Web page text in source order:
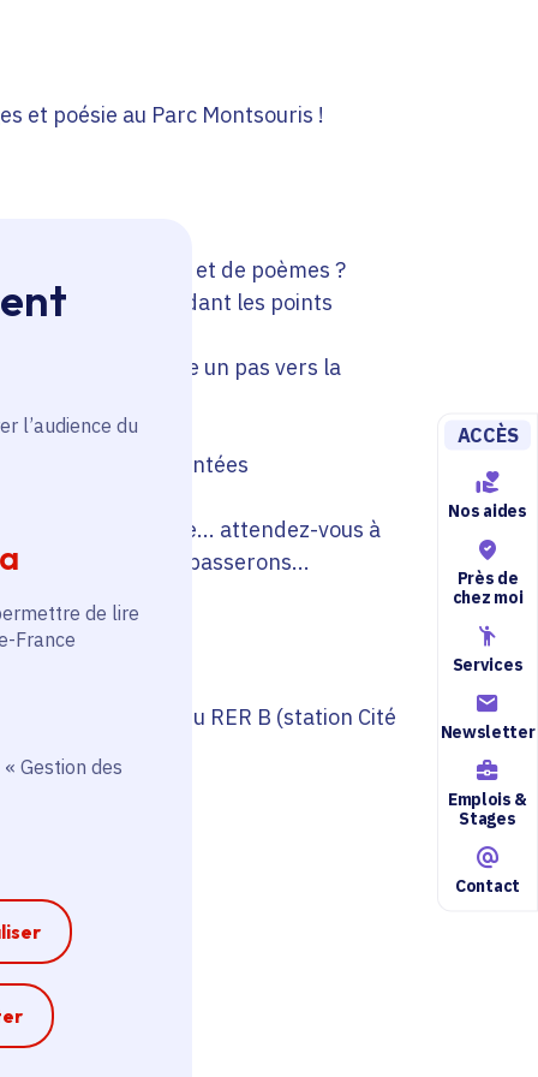
l’audience du
de lire
France
Gestion des
ACCÈS
Nos aides
Près de
chez moi
Services
Newsletter
Emplois &
Stages
Contact
et poésie au Parc Montsouris !
plantes sauvages et de poèmes ?
tout en abordant les points
pour faire un pas vers la
confusions
des plantes présentées
brodée de rêve... attendez-vous à
lieux où nous passerons...
de la sortie du RER B (station Cité